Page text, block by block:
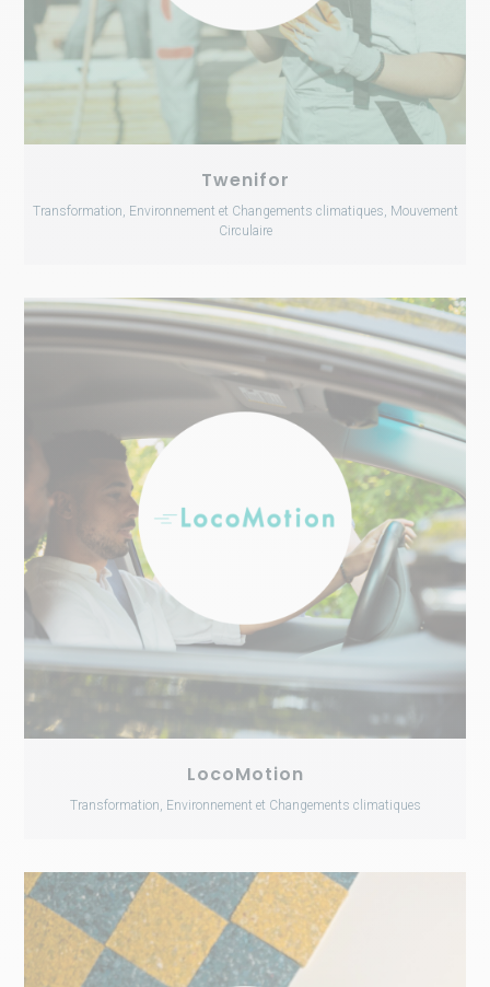
Twenifor
Transformation, Environnement et Changements climatiques, Mouvement
Circulaire
LocoMotion
Transformation, Environnement et Changements climatiques